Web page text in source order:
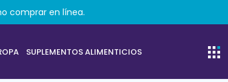
SUPLEMENTOS ALIMENTICIOS
comprar en línea.